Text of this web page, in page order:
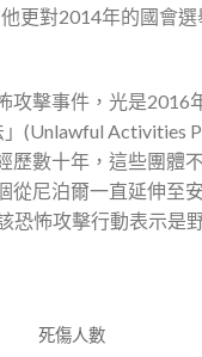
他更對2014年的國會
擊事件，光是2016
(Unlawful Activities
數十年，這些團體
尼泊爾一直延伸至
怖攻擊行動表示是
死傷人數